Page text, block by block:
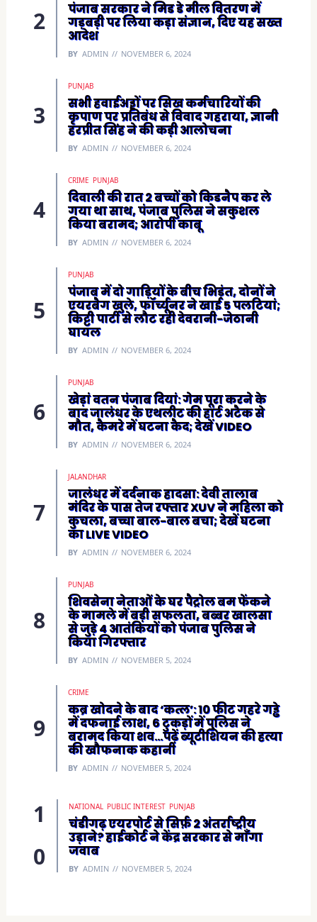
पंजाब सरकार ने मिड डे मील वितरण में
गड़बड़ी पर लिया कड़ा संज्ञान, दिए यह सख्त
आदेश
BY ADMIN NOVEMBER 6, 2024
PUNJAB
सभी हवाईअड्डों पर सिख कर्मचारियों की
कृपाण पर प्रतिबंध से विवाद गहराया, ज्ञानी
हरप्रीत सिंह ने की कड़ी आलोचना
BY ADMIN NOVEMBER 6, 2024
CRIME PUNJAB
दिवाली की रात 2 बच्चों को किडनैप कर ले
गया था साथ, पंजाब पुलिस ने सकुशल
किया बरामद; आरोपी काबू
BY ADMIN NOVEMBER 6, 2024
PUNJAB
पंजाब में दो गाड़ियों के बीच भिड़ंत, दोनों ने
एयरबैग खुले, फॉर्च्यूनर ने खाई 5 पलटियां;
किट्टी पार्टी से लौट रही देवरानी-जेठानी
घायल
BY ADMIN NOVEMBER 6, 2024
PUNJAB
खेड़ां वतन पंजाब दियां: गेम पूरा करने के
बाद जालंधर के एथलीट की हार्ट अटैक से
मौत, कैमरे में घटना कैद; देखें VIDEO
BY ADMIN NOVEMBER 6, 2024
JALANDHAR
जालंधर में दर्दनाक हादसा: देवी तालाब
मंदिर के पास तेज रफ्तार XUV ने महिला को
कुचला, बच्चा बाल-बाल बचा; देखें घटना
का LIVE VIDEO
BY ADMIN NOVEMBER 6, 2024
PUNJAB
शिवसेना नेताओं के घर पैट्रोल बम फेंकने
के मामले में बड़ी सफलता, बब्बर खालसा
से जुड़े 4 आतंकियों को पंजाब पुलिस ने
किया गिरफ्तार
BY ADMIN NOVEMBER 5, 2024
CRIME
कब्र खोदने के बाद ‘कत्ल’: 10 फीट गहरे गड्ढे
में दफनाई लाश, 6 टुकड़ों में पुलिस ने
बरामद किया शव…पढ़ें ब्यूटीशियन की हत्या
की खौफनाक कहानी
BY ADMIN NOVEMBER 5, 2024
NATIONAL PUBLIC INTEREST PUNJAB
चंडीगढ़ एयरपोर्ट से सिर्फ़ 2 अंतर्राष्ट्रीय
उड़ाने? हाईकोर्ट ने केंद्र सरकार से माँगा
जवाब
BY ADMIN NOVEMBER 5, 2024